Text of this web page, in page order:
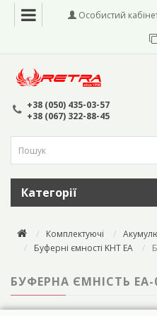
Особистий
+38 (050) 435-03-57
+38 (067) 322-88-45
Категорії
Комплектуючі
Буферні ємності KHT EA
БУФЕРНА ЄМНІСТЬ ЕА-